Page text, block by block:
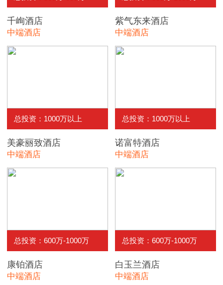
千峋酒店
中端酒店
紫气东来酒店
中端酒店
总投资：1000万以上
美豪丽致酒店
中端酒店
总投资：1000万以上
诺富特酒店
中端酒店
总投资：600万-1000万
康铂酒店
中端酒店
总投资：600万-1000万
白玉兰酒店
中端酒店